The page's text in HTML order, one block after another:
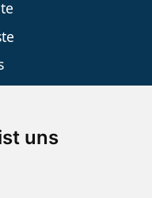
uns
APP
und Android - Ein